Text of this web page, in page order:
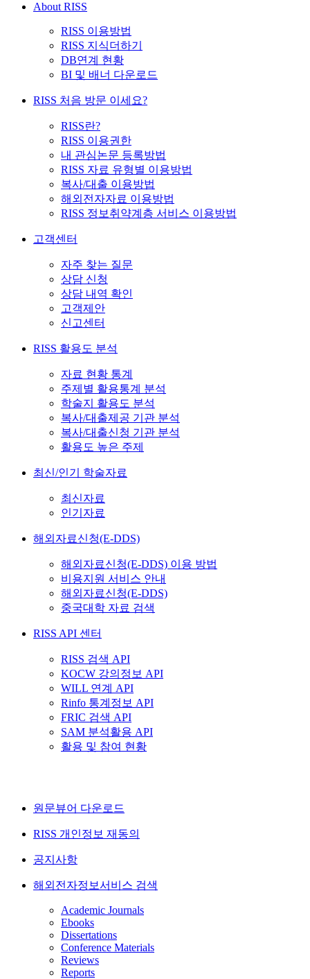
About RISS
RISS 이용방법
RISS 지식더하기
DB연계 현황
BI 및 배너 다운로드
RISS 처음 방문 이세요?
RISS란?
RISS 이용권한
내 관심논문 등록방법
RISS 자료 유형별 이용방법
복사/대출 이용방법
해외전자자료 이용방법
RISS 정보취약계층 서비스 이용방법
고객센터
자주 찾는 질문
상담 신청
상담 내역 확인
고객제안
신고센터
RISS 활용도 분석
자료 현황 통계
주제별 활용통계 분석
학술지 활용도 분석
복사/대출제공 기관 분석
복사/대출신청 기관 분석
활용도 높은 주제
최신/인기 학술자료
최신자료
인기자료
해외자료신청(E-DDS)
해외자료신청(E-DDS) 이용 방법
비용지원 서비스 안내
해외자료신청(E-DDS)
중국대학 자료 검색
RISS API 센터
RISS 검색 API
KOCW 강의정보 API
WILL 연계 API
Rinfo 통계정보 API
FRIC 검색 API
SAM 분석활용 API
활용 및 참여 현황
원문뷰어 다운로드
RISS 개인정보 재동의
공지사항
해외전자정보서비스 검색
Academic Journals
Ebooks
Dissertations
Conference Materials
Reviews
Reports